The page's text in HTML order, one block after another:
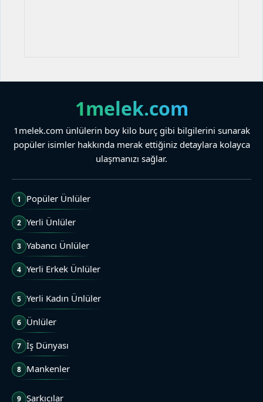
1melek.com
1melek.com ünlülerin boy kilo burç gibi bilgilerini sunarak
popüler isimler hakkında merak ettiğiniz detaylara kolayca
ulaşmanızı sağlar.
1 Popüler Ünlüler
2 Yerli Ünlüler
3 Yabancı Ünlüler
4 Yerli Erkek Ünlüler
5 Yerli Kadın Ünlüler
6 Ünlüler
7 İş Dünyası
8 Mankenler
9 Şarkıcılar